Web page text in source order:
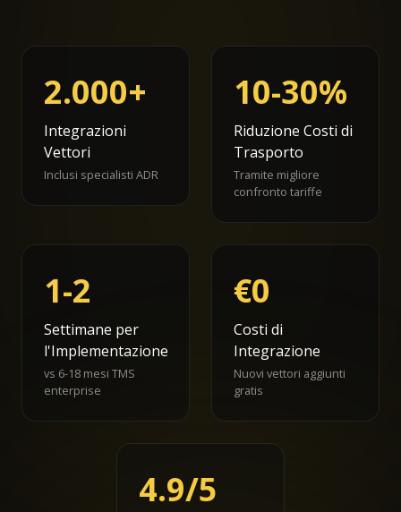
2.000+
Integrazioni
Vettori
Inclusi specialisti ADR
10-30%
Riduzione Costi di
Trasporto
Tramite migliore
confronto tariffe
1-2
Settimane per
l'Implementazione
vs 6-18 mesi TMS
enterprise
€0
Costi di
Integrazione
Nuovi vettori aggiunti
gratis
4.9/5